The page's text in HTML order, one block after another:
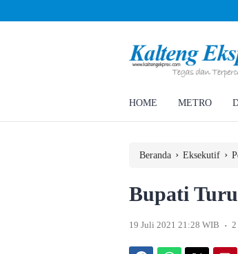
Ahmad Rizky Minta Perusahaan Penuhi Hak Ratusan Eks
HOME METRO
Beranda › Eksekutif ›
Bupati
19 Juli 2021 21:28 WIB . 2